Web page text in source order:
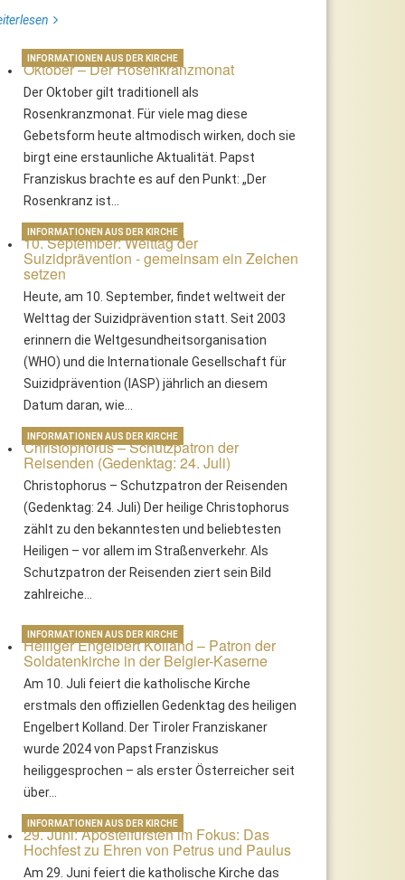
Oktober – Der Rosenkranzmonat
Der Oktober gilt traditionell als
Rosenkranzmonat. Für viele mag diese
Gebetsform heute altmodisch wirken, doch sie
birgt eine erstaunliche Aktualität. Papst
Franziskus brachte es auf den Punkt: „Der
Rosenkranz ist…
INFORMATIONEN AUS DER KIRCHE
10. September: Welttag der
Suizidprävention - gemeinsam ein Zeichen
setzen
Heute, am 10. September, findet weltweit der
Welttag der Suizidprävention statt. Seit 2003
erinnern die Weltgesundheitsorganisation
(WHO) und die Internationale Gesellschaft für
Suizidprävention (IASP) jährlich an diesem
Datum daran, wie…
INFORMATIONEN AUS DER KIRCHE
Christophorus – Schutzpatron der
Reisenden (Gedenktag: 24. Juli)
Christophorus – Schutzpatron der Reisenden
(Gedenktag: 24. Juli) Der heilige Christophorus
zählt zu den bekanntesten und beliebtesten
Heiligen – vor allem im Straßenverkehr. Als
Schutzpatron der Reisenden ziert sein Bild
zahlreiche…
INFORMATIONEN AUS DER KIRCHE
Heiliger Engelbert Kolland – Patron der
Soldatenkirche in der Belgier-Kaserne
Am 10. Juli feiert die katholische Kirche
erstmals den offiziellen Gedenktag des heiligen
Engelbert Kolland. Der Tiroler Franziskaner
wurde 2024 von Papst Franziskus
heiliggesprochen – als erster Österreicher seit
über…
INFORMATIONEN AUS DER KIRCHE
29. Juni: Apostelfürsten im Fokus: Das
Hochfest zu Ehren von Petrus und Paulus
Am 29. Juni feiert die katholische Kirche das
INFORMATIONEN AUS DER KIRCHE